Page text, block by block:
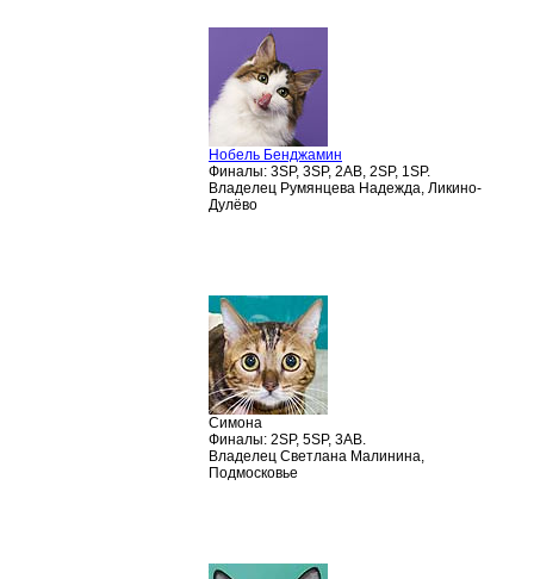
Нобель Бенджамин
Финалы: 3SP, 3SP, 2AB, 2SP, 1SP.
Владелец Румянцева Надежда, Ликино-
Дулёво
Симона
Финалы: 2SP, 5SP, 3AB.
Владелец Светлана Малинина,
Подмосковье